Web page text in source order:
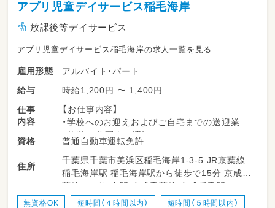
アプリ児童デイサービス稲毛海岸
放課後等デイサービス
アプリ児童デイサービス稲毛海岸の求人一覧を見る
雇用形態
アルバイト・パート
給与
時給1,200円 〜 1,400円
仕事
内容
【お仕事内容】
・学校へのお迎えおよびご自宅までの送迎業務
・片道30分圏内の運転
・決まったルートでの運転が中心
・特別な技術は不要（安全運転ができれば問題あ
りません）
資格 普通自動車運転免許
住所
千葉県千葉市美浜区稲毛海岸1-3-5 JR京葉線
稲毛海岸駅 稲毛海岸駅から徒歩で15分 京成千
葉線 みどり台駅 京成千葉線 京成稲毛駅
無資格OK 短時間（４時間以内） 短時間（５時間以内）